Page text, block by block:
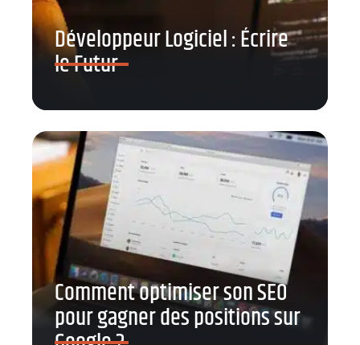
Développeur Logiciel : Écrire
le Futur
Comment optimiser son SEO
pour gagner des positions sur